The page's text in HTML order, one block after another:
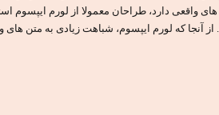
واقعی دارد، طراحان معمولا از لورم ایپسوم
آنجا که لورم ایپسوم، شباهت زیادی به متن